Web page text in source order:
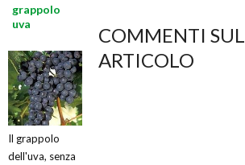
grappolo
uva
Il grappolo
dell'uva, senza
COMMENTI
ARTICOLO